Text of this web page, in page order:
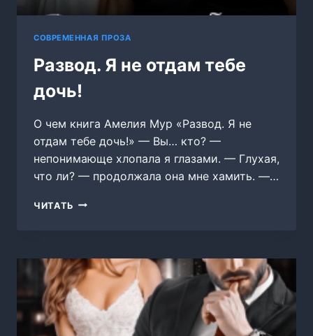
СОВРЕМЕННАЯ ПРОЗА
Развод. Я не отдам тебе
дочь!
О чем книга Амелия Мур «Развод. Я не
отдам тебе дочь!» — Вы… кто? —
непонимающе хлопала я глазами. — Глухая,
что ли? — продолжала она мне хамить. —…
ЧИТАТЬ РАЗВОД.
ТЕБЕ
ДОЧЬ!